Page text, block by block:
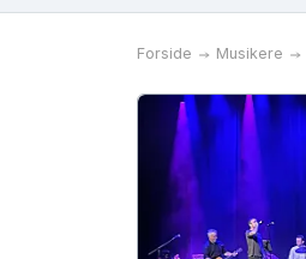
Forside Musikere